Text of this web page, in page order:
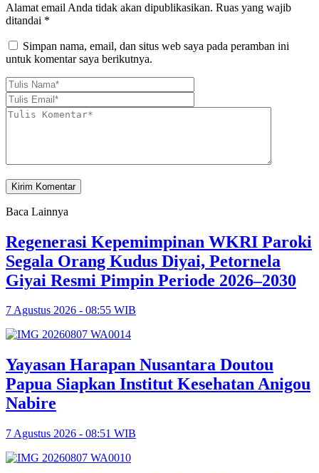
Alamat email Anda tidak akan dipublikasikan. Ruas yang wajib
ditandai *
Simpan nama, email, dan situs web saya pada peramban ini
untuk komentar saya berikutnya.
Baca Lainnya
Regenerasi Kepemimpinan WKRI Paroki
Segala Orang Kudus Diyai, Petornela
Giyai Resmi Pimpin Periode 2026–2030
7 Agustus 2026 - 08:55 WIB
Yayasan Harapan Nusantara Doutou
Papua Siapkan Institut Kesehatan Anigou
Nabire
7 Agustus 2026 - 08:51 WIB